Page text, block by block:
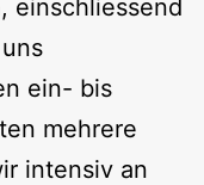
einschliessend
ein- bis
mehrere
intensiv an